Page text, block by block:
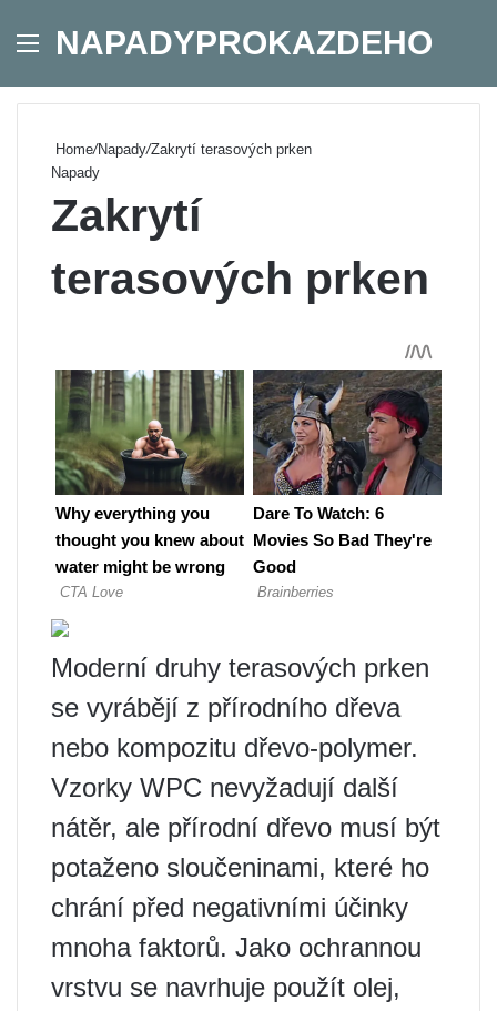
Menu
NAPADYPROKAZDEHO
Home/Napady/Zakrytí terasových prken
Napady
Zakrytí
terasových prken
Moderní druhy terasových prken
se vyrábějí z přírodního dřeva
nebo kompozitu dřevo-polymer.
Vzorky WPC nevyžadují další
nátěr, ale přírodní dřevo musí být
potaženo sloučeninami, které ho
chrání před negativními účinky
mnoha faktorů. Jako ochrannou
vrstvu se navrhuje použít olej,